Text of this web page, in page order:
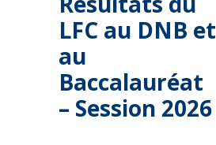
LFC au DNB et
au
Baccalauréat
– Session 2026